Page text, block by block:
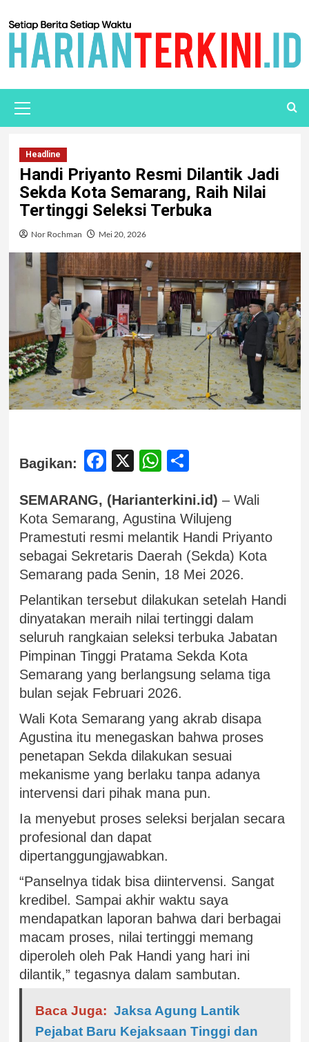
Headline
Handi Priyanto Resmi Dilantik Jadi
Sekda Kota Semarang, Raih Nilai
Tertinggi Seleksi Terbuka
Nor Rochman Mei 20, 2026
Bagikan: Facebook
X WhatsApp
SEMARANG, (Harianterkini.id) – Wali
Kota Semarang, Agustina Wilujeng
Pramestuti resmi melantik Handi Priyanto
sebagai Sekretaris Daerah (Sekda) Kota
Semarang pada Senin, 18 Mei 2026.
Pelantikan tersebut dilakukan setelah Handi
dinyatakan meraih nilai tertinggi dalam
seluruh rangkaian seleksi terbuka Jabatan
Pimpinan Tinggi Pratama Sekda Kota
Semarang yang berlangsung selama tiga
bulan sejak Februari 2026.
Wali Kota Semarang yang akrab disapa
Agustina itu menegaskan bahwa proses
penetapan Sekda dilakukan sesuai
mekanisme yang berlaku tanpa adanya
intervensi dari pihak mana pun.
Ia menyebut proses seleksi berjalan secara
profesional dan dapat
dipertanggungjawabkan.
“Panselnya tidak bisa diintervensi. Sangat
kredibel. Sampai akhir waktu saya
mendapatkan laporan bahwa dari berbagai
macam proses, nilai tertinggi memang
diperoleh oleh Pak Handi yang hari ini
dilantik,” tegasnya dalam sambutan.
Baca Juga: Jaksa Agung Lantik
Pejabat Baru Kejaksaan Tinggi dan